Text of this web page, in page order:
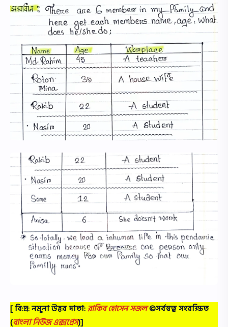
[ বি:দ্র: নমুনা উত্তর দাতা:রাকিব হোসেন সজল©সর্বস্বত্ব সংরক্ষিত
(বাংলা নিউজ এক্সপ্রেস)]